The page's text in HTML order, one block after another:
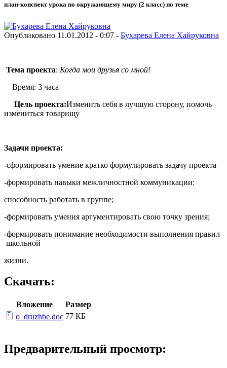
план-конспект урока по окружающему миру (2 класс) по теме
Опубликовано 11.01.2012 - 0:07 - Бухарева Елена Хайруковна
Тема проекта: Когда мои друзья со мной!
Время: 3 часа
Цель проекта:Изменить себя в лучшую сторону, помочь
измениться товарищу
Задачи проекта:
-сформировать умение кратко формулировать задачу проекта
-формировать навыки межличностной коммуникации:
способность работать в группе;
-формировать умения аргументировать свою точку зрения;
-формировать понимание необходимости выполнения правил
школьной
жизни.
Скачать:
Вложение
Размер
o_druzhbe.doc 77 КБ
Предварительный просмотр: